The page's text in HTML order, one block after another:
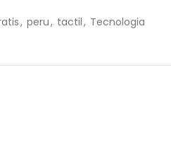
, peru, tactil, Tecnologia